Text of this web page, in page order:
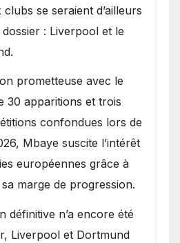
clubs se seraient d’ailleurs
: Liverpool et le
prometteuse avec le
30 apparitions et trois
confondues lors de
Mbaye suscite l’intérêt
européennes grâce à
marge de progression.
définitive n’a encore été
Liverpool et Dortmund